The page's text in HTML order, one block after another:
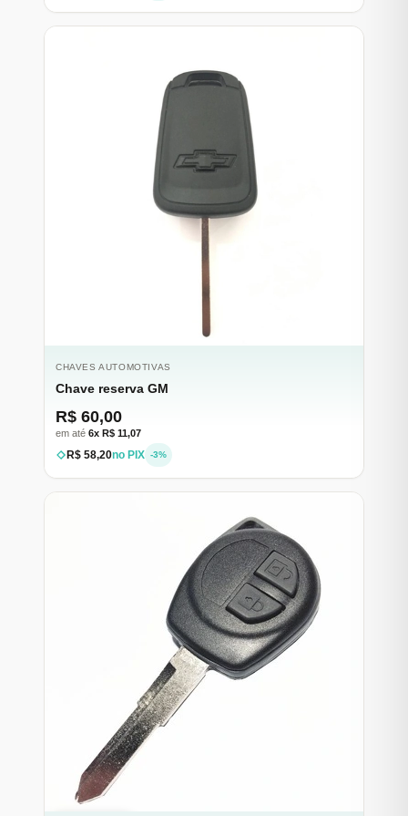
CHAVES AUTOMOTIVAS
Chave reserva GM
R$ 60,00
em até 6x R$ 11,07
R$ 58,20no PIX -3%